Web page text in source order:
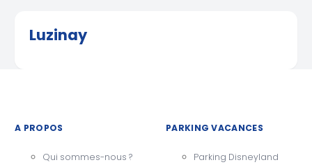
Luzinay
A PROPOS
Qui sommes-nous ?
PARKING VACANCES
Parking Disneyland